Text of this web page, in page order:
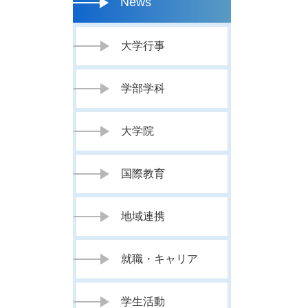
大学行事
学部学科
大学院
国際教育
地域連携
就職・キャリア
学生活動